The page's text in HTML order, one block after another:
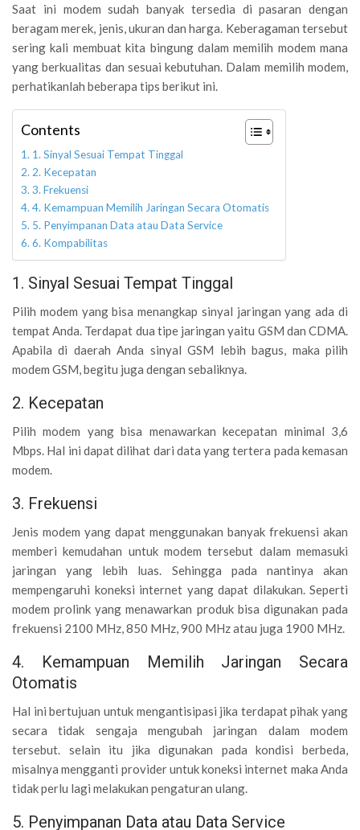
Saat ini modem sudah banyak tersedia di pasaran dengan
beragam merek, jenis, ukuran dan harga. Keberagaman tersebut
sering kali membuat kita bingung dalam memilih modem mana
yang berkualitas dan sesuai kebutuhan. Dalam memilih modem,
perhatikanlah beberapa tips berikut ini.
Contents
1. Sinyal Sesuai Tempat Tinggal
2. Kecepatan
3. Frekuensi
4. Kemampuan Memilih Jaringan Secara Otomatis
5. Penyimpanan Data atau Data Service
6. Kompabilitas
1. Sinyal Sesuai Tempat Tinggal
Pilih modem yang bisa menangkap sinyal jaringan yang ada di
tempat Anda. Terdapat dua tipe jaringan yaitu GSM dan CDMA.
Apabila di daerah Anda sinyal GSM lebih bagus, maka pilih
modem GSM, begitu juga dengan sebaliknya.
2. Kecepatan
Pilih modem yang bisa menawarkan kecepatan minimal 3,6
Mbps. Hal ini dapat dilihat dari data yang tertera pada kemasan
modem.
3. Frekuensi
Jenis modem yang dapat menggunakan banyak frekuensi akan
memberi kemudahan untuk modem tersebut dalam memasuki
jaringan yang lebih luas. Sehingga pada nantinya akan
mempengaruhi koneksi internet yang dapat dilakukan. Seperti
modem prolink yang menawarkan produk bisa digunakan pada
frekuensi 2100 MHz, 850 MHz, 900 MHz atau juga 1900 MHz.
4. Kemampuan Memilih Jaringan Secara
Otomatis
Hal ini bertujuan untuk mengantisipasi jika terdapat pihak yang
secara tidak sengaja mengubah jaringan dalam modem
tersebut. selain itu jika digunakan pada kondisi berbeda,
misalnya mengganti provider untuk koneksi internet maka Anda
tidak perlu lagi melakukan pengaturan ulang.
5. Penyimpanan Data atau Data Service